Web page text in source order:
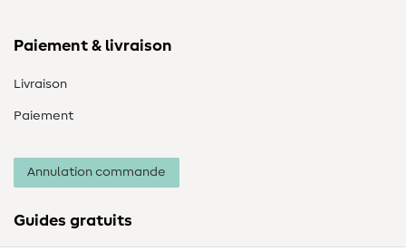
Paiement & livraison
Livraison
Paiement
Annulation commande
Guides gratuits